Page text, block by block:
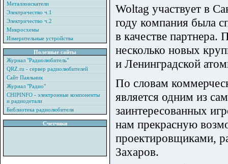
Металлоискатели
Электричество ч.1
Электричество ч.2
Микросхемы
Измерительные устройства
Полезные сайты
Журнал "Радиолюбитель"
QRZ.ru - сервер радиолюбителей
Сайт Паяльник
Журнал "Радио"
CHIPINFO - электронные компоненты
и радиодетали
Библиотека радиолюбителя
Счетчики
Woltag участвует в
году компания была
в качестве
несколько новых
и Ленинградской
По словам
является одним из
заинтересованных
нам прекрасную
проектировщиками,
Захаров.